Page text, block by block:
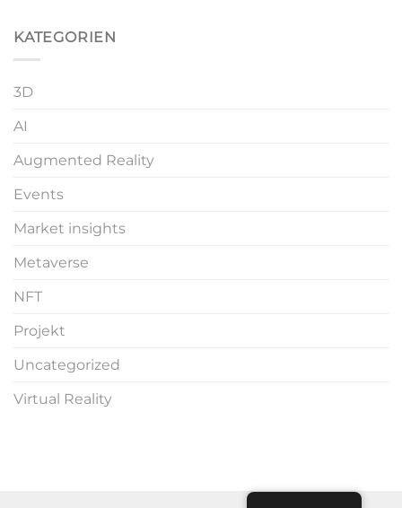
KATEGORIEN
3D
AI
Augmented Reality
Events
Market insights
Metaverse
NFT
Projekt
Uncategorized
Virtual Reality